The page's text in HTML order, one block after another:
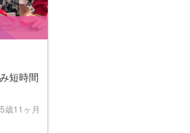
短時間
歳11ヶ月